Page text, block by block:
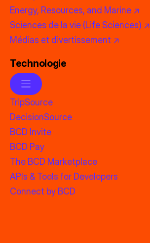
Energy, Resources, and Marine ↗
Sciences de la vie (Life Sciences) ↗
Médias et divertissement ↗
Technologie
TripSource
DecisionSource
BCD Invite
BCD Pay
The BCD Marketplace
APIs & Tools for Developers
Connect by BCD